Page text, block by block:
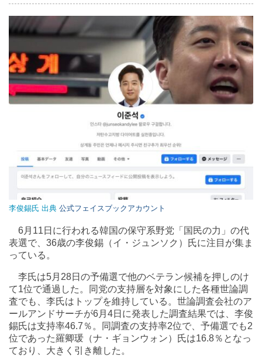
李俊錫氏 出典 公式フェイスブックアカウント
6月11日に行われる韓国の保守系野党「国民の力」の代
表選で、36歳の李俊錫（イ・ジュンソク）氏に注目が集ま
っている。
李氏は5月28日の予備選で他のベテラン候補を押しのけ
て1位で通過した。同党の支持層を対象にした各種世論調
査でも、李氏はトップを維持している。世論調査会社のア
ールアンドサーチが6月4日に発表した調査結果では、李俊
錫氏は支持率46.7％。同調査の支持率2位で、予備選でも2
位であった羅卿瑗（ナ・ギョンウォン）氏は16.8％となっ
ており、大きく引き離した。